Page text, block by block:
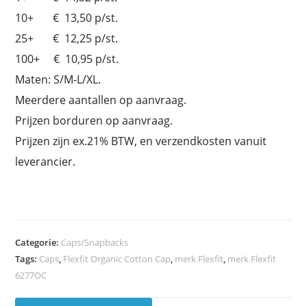
10+ € 13,50 p/st.
25+ € 12,25 p/st.
100+ € 10,95 p/st.
Maten: S/M-L/XL.
Meerdere aantallen op aanvraag.
Prijzen borduren op aanvraag.
Prijzen zijn ex.21% BTW, en verzendkosten vanuit
leverancier.
Categorie: Caps/Snapbacks
Tags: Caps, Flexfit Organic Cotton Cap, merk Flexfit, merk Flexfit
6277OC